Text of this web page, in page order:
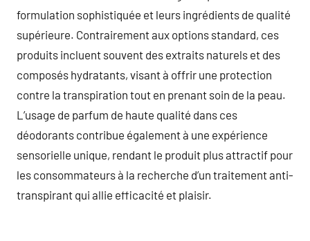
formulation sophistiquée et leurs ingrédients de qualité
supérieure. Contrairement aux options standard, ces
produits incluent souvent des extraits naturels et des
composés hydratants, visant à offrir une protection
contre la transpiration tout en prenant soin de la peau.
L’usage de parfum de haute qualité dans ces
déodorants contribue également à une expérience
sensorielle unique, rendant le produit plus attractif pour
les consommateurs à la recherche d’un traitement anti-
transpirant qui allie efficacité et plaisir.